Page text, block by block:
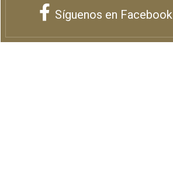
Síguenos en Facebook